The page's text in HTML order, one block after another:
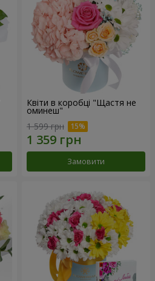
Квіти в коробці "Щастя не
оминеш"
1 599 грн
Замовити